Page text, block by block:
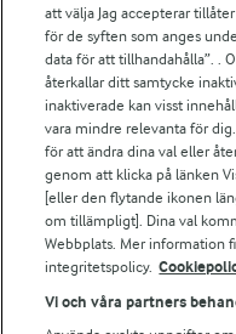
Arlas kundportal
Arla.com
Falbygdens Ost
Arla webbshop
Bildbank
Följ oss
att välja Jag accepterar
för de syften som anges
data för att tillhandahålla”. .
återkallar ditt samtycke
inaktiverade kan visst
vara mindre relevanta för
för att ändra dina val eller
genom att klicka på länken
[eller den flytande ikonen
om tillämpligt]. Dina val
Webbplats. Mer information
integritetspolicy.
Vi och våra partners